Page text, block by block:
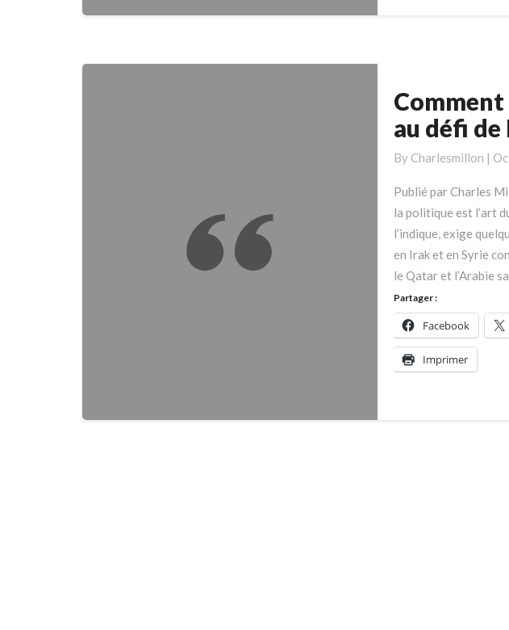
Comment
répondre
réellement
au
de
Daech
?
au défi de
By Charlesmillon |
Publié par Charles
la politique est l’art
l’indique, exige
en Irak et en Syrie
le Qatar et l’Arabie
Partager :
Facebook
Imprimer